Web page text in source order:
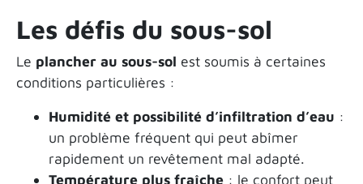
Les défis du sous-sol
Le plancher au sous-sol est soumis à certaines
conditions particulières :
Humidité et possibilité d’infiltration d’eau :
un problème fréquent qui peut abîmer
rapidement un revêtement mal adapté.
Température plus fraîche : le confort peut